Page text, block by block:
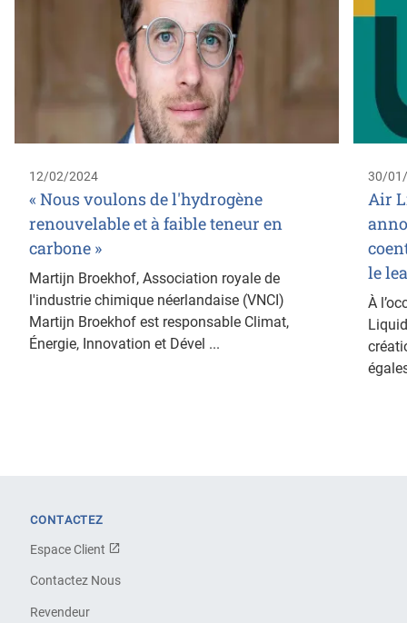
12/02/2024
« Nous voulons de l'hydrogène
renouvelable et à faible teneur en
carbone »
Martijn Broekhof, Association royale de
l'industrie chimique néerlandaise (VNCI)
Martijn Broekhof est responsable Climat,
Énergie, Innovation et Dével ...
30/
Air
le
À
CONTACTEZ
Espace Client
Contactez Nous
Revendeur